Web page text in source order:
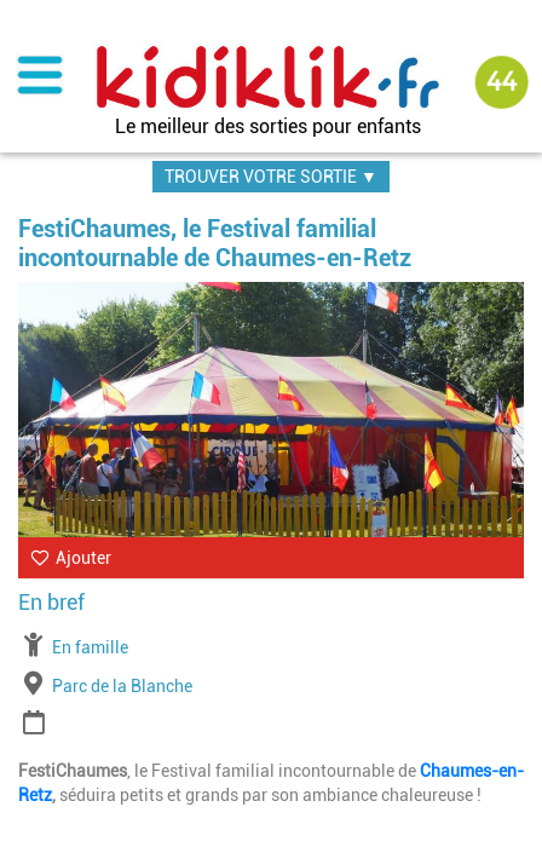
contenu
principal
Le meilleur des sorties pour enfants
TROUVER VOTRE SORTIE ▼
FestiChaumes, le Festival familial
incontournable de Chaumes-en-Retz
Ajouter
À partir de
En famille
Lieu
Parc de la Blanche
FestiChaumes, le Festival familial incontournable deChaumes-en-
Retz, séduira petits et grands par son ambiance chaleureuse !